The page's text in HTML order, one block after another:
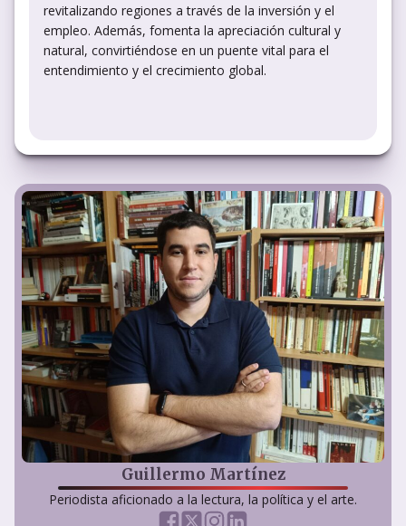
revitalizando regiones a través de la inversión y el
empleo. Además, fomenta la apreciación cultural y
natural, convirtiéndose en un puente vital para el
entendimiento y el crecimiento global.
Guillermo Martínez
Periodista aficionado a la lectura, la política y el arte.